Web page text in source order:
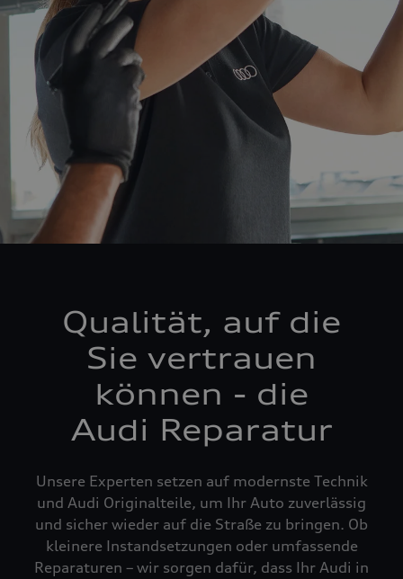
Qualität, auf die
Sie vertrauen
können - die
Audi Reparatur
Unsere Experten setzen auf modernste Technik
und Audi Originalteile, um Ihr Auto zuverlässig
und sicher wieder auf die Straße zu bringen. Ob
kleinere Instandsetzungen oder umfassende
Reparaturen – wir sorgen dafür, dass Ihr Audi in